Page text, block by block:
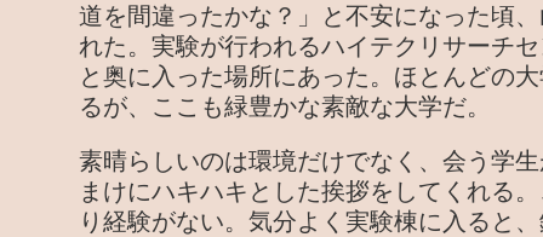
道を間違ったかな？」と不安になった頃
れた。実験が行われるハイテクリサーチ
と奥に入った場所にあった。ほとんどの
るが、ここも緑豊かな素敵な大学だ。
素晴らしいのは環境だけでなく、会う学
まけにハキハキとした挨拶をしてくれる
り経験がない。気分よく実験棟に入ると